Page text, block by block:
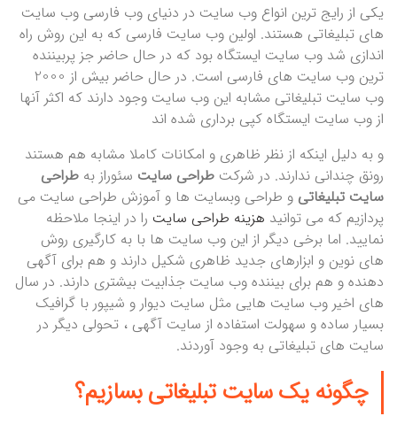
یکی از رایج ترین انواع وب سایت در دنیای وب فارسی وب سایت
های تبلیغاتی هستند. اولین وب سایت فارسی که به این روش راه
اندازی شد وب سایت ایستگاه بود که در حال حاضر جز پربیننده
ترین وب سایت های فارسی است. در حال حاضر بیش از 2000
وب سایت تبلیغاتی مشابه این وب سایت وجود دارند که اکثر آنها
از وب سایت ایستگاه کپی برداری شده اند
و به دلیل اینکه از نظر ظاهری و امکانات کاملا مشابه هم هستند
رونق چندانی ندارند. در شرکت طراحی سایت سئوراز به طراحی
سایت تبلیغاتی و طراحی وبسایت ها و آموزش طراحی سایت می
پردازیم که می توانید هزینه طراحی سایت را در اینجا ملاحظه
نمایید. اما برخی دیگر از این وب سایت ها با به کارگیری روش
های نوین و ابزارهای جدید ظاهری شکیل دارند و هم برای آگهی
دهنده و هم برای بیننده وب سایت جذابیت بیشتری دارند. در سال
های اخیر وب سایت هایی مثل سایت دیوار و شیپور با گرافیک
بسیار ساده و سهولت استفاده از سایت آگهی ، تحولی دیگر در
سایت های تبلیغاتی به وجود آوردند.
چگونه یک سایت تبلیغاتی بسازیم؟